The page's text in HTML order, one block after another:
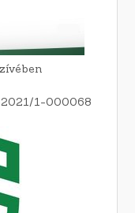
2021/1-000068